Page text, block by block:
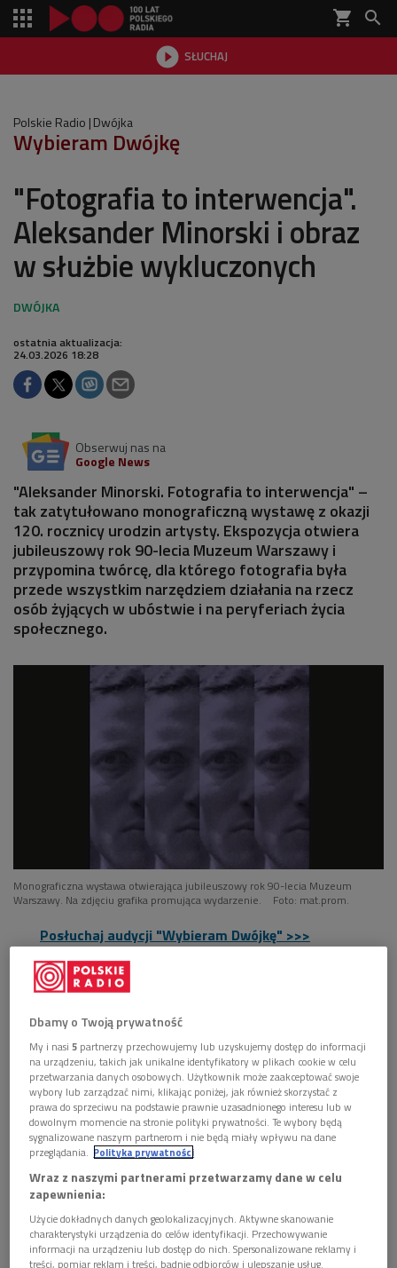
shopping_cart 
 SŁUCHAJ

Polskie Radio Dwójka
Wybieram Dwójkę
"Fotografia to interwencja".
Aleksander Minorski i obraz
w służbie wykluczonych
ostatnia aktualizacja:
24.03.2026 18:28
Obserwuj nas na
Google News
"Aleksander Minorski. Fotografia to interwencja" –
tak zatytułowano monograficzną wystawę z okazji
120. rocznicy urodzin artysty. Ekspozycja otwiera
jubileuszowy rok 90-lecia Muzeum Warszawy i
przypomina twórcę, dla którego fotografia była
przede wszystkim narzędziem działania na rzecz
osób żyjących w ubóstwie i na peryferiach życia
społecznego.
Monograficzna wystawa otwierająca jubileuszowy rok 90-lecia Muzeum
Warszawy. Na zdjęciu grafika promująca wydarzenie.
Foto: mat.prom.
Posłuchaj audycji "Wybieram Dwójkę" >>>
Czy fotografia może zmieniać rzeczywistość? Czy obraz
ukazujący biedę lub pracę ponad siły może stać się
wezwaniem do pomocy i impulsem do poprawy warunków
Dbamy o Twoją prywatność
My i nasi5 partnerzy przechowujemy lub uzyskujemy dostęp do informacji
na urządzeniu, takich jak unikalne identyfikatory w plikach cookie w celu
przetwarzania danych osobowych. Użytkownik może zaakceptować swoje
wybory lub zarządzać nimi, klikając poniżej, jak również skorzystać z
prawa do sprzeciwu na podstawie prawnie uzasadnionego interesu lub w
dowolnym momencie na stronie polityki prywatności. Te wybory będą
sygnalizowane naszym partnerom i nie będą miały wpływu na dane
przeglądania. Polityka prywatności
Wraz z naszymi partnerami przetwarzamy dane w celu
zapewnienia:
Użycie dokładnych danych geolokalizacyjnych. Aktywne skanowanie
charakterystyki urządzenia do celów identyfikacji. Przechowywanie
informacji na urządzeniu lub dostęp do nich. Spersonalizowane reklamy i
treści, pomiar reklam i treści, badnie odbiorców i ulepszanie usług.